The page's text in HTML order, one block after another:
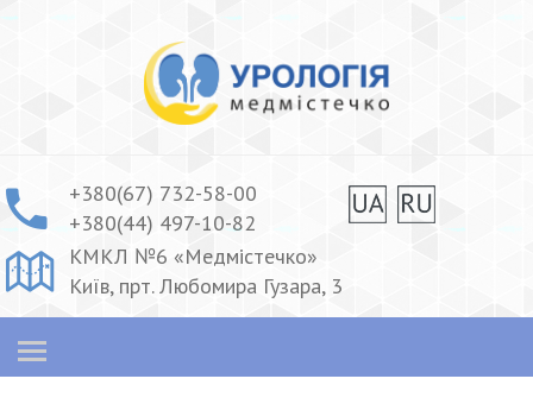
+380(67) 732-58-00
+380(44) 497-10-82
КМКЛ №6 «Медмістечко»
Київ, прт. Любомира Гузара, 3